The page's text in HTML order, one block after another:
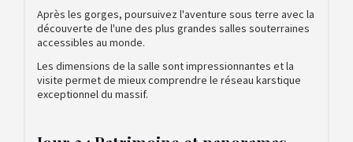
Après les gorges, poursuivez l'aventure sous terre avec la
découverte de l'une des plus grandes salles souterraines
accessibles au monde.
Les dimensions de la salle sont impressionnantes et la
visite permet de mieux comprendre le réseau karstique
exceptionnel du massif.